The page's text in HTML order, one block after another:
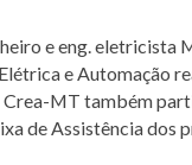
e eng. eletricista
e Automação
Crea-MT também
de Assistência dos